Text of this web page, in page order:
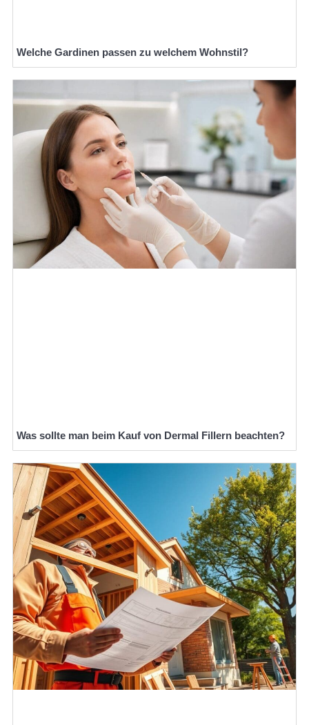
Welche Gardinen passen zu welchem Wohnstil?
Was sollte man beim Kauf von Dermal Fillern beachten?